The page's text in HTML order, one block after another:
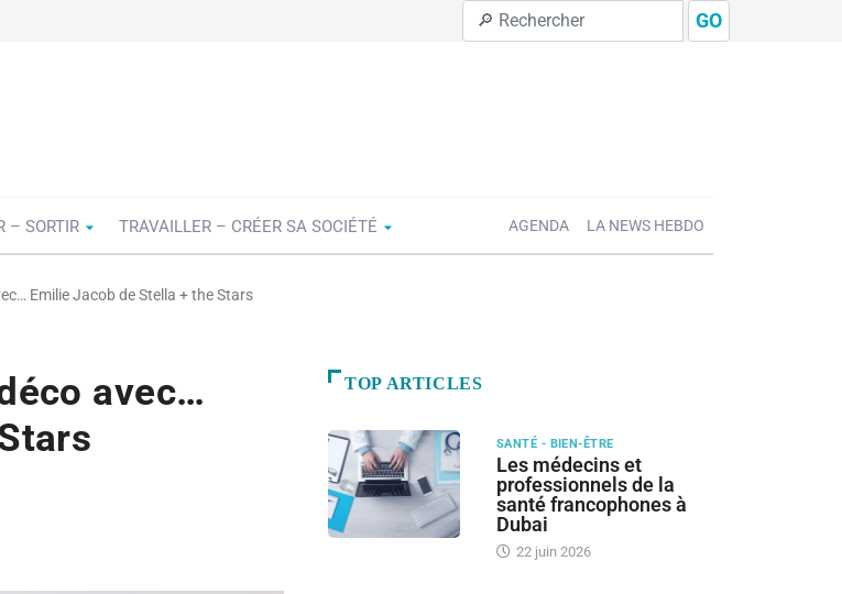
GO
– SORTIR TRAVAILLER – CRÉER SA SOCIÉTÉ AGENDA LA NEWS HEBDO
Emilie Jacob de Stella + the Stars
avec…
TOP ARTICLES
SANTÉ - BIEN-ÊTRE
Les médecins et
professionnels de la
santé francophones à
Dubai
22 juin 2026